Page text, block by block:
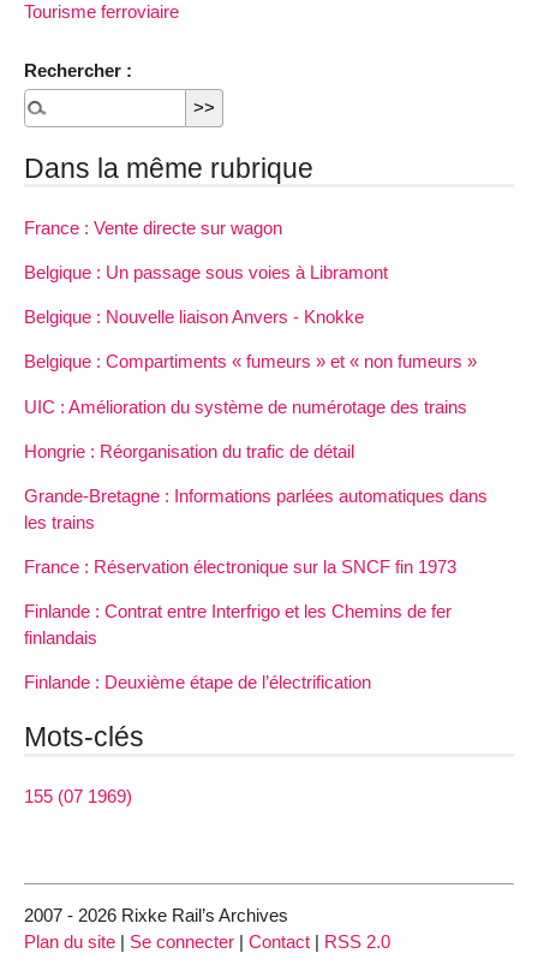
Tourisme ferroviaire
Rechercher :
Dans la même rubrique
France : Vente directe sur wagon
Belgique : Un passage sous voies à Libramont
Belgique : Nouvelle liaison Anvers - Knokke
Belgique : Compartiments « fumeurs » et « non fumeurs »
UIC : Amélioration du système de numérotage des trains
Hongrie : Réorganisation du trafic de détail
Grande-Bretagne : Informations parlées automatiques dans
les trains
France : Réservation électronique sur la SNCF fin 1973
Finlande : Contrat entre Interfrigo et les Chemins de fer
finlandais
Finlande : Deuxième étape de l’électrification
Mots-clés
155 (07 1969)
2007 - 2026 Rixke Rail’s Archives
Plan du site | Se connecter | Contact | RSS 2.0